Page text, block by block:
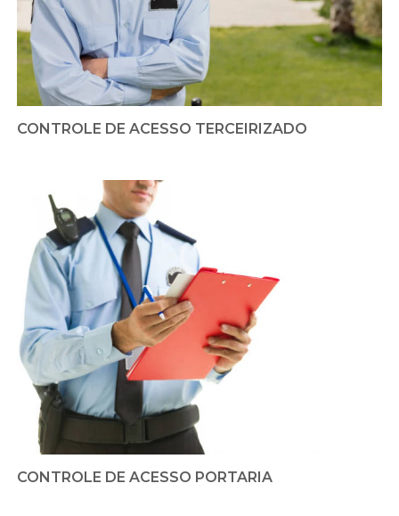
CONTROLE DE ACESSO TERCEIRIZADO
CONTROLE DE ACESSO PORTARIA